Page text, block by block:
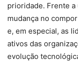
prioridade. Frente a
mudança no
e, em especial, as
ativos das
evolução